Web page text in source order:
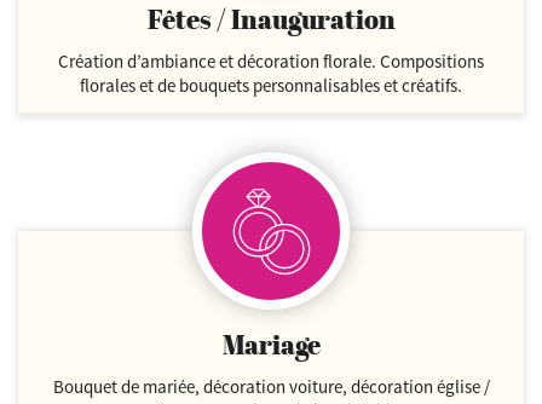
Fêtes / Inauguration
Création d’ambiance et décoration florale. Compositions
florales et de bouquets personnalisables et créatifs.
Mariage
Bouquet de mariée, décoration voiture, décoration église /